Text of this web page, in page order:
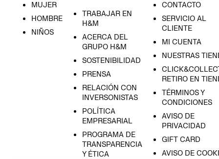
MUJER
HOMBRE
NIÑOS
TRABAJAR EN
H&M
ACERCA DEL
GRUPO H&M
SOSTENIBILIDAD
PRENSA
RELACIÓN CON
INVERSONISTAS
POLÍTICA
EMPRESARIAL
PROGRAMA DE
TRANSPARENCIA
Y ÉTICA
CONTACTO
SERVICIO AL
CLIENTE
MI CUENTA
NUESTRAS
RETIRO EN
TÉRMINOS Y
CONDICIONES
AVISO DE
PRIVACIDAD
GIFT CARD
AVISO DE